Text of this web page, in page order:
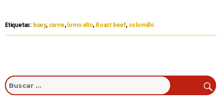
Etiquetas: buey, carne, lomo alto, Roast beef, solomillo